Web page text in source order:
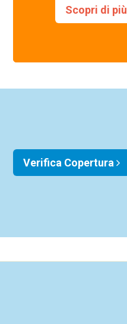
Scopri di più
Verifica Copertura